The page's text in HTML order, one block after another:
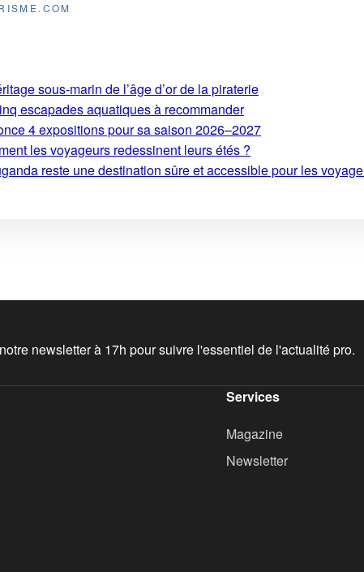
sous-marin de l’âge d’or de la piraterie
escapades aquatiques à recommander
4 expositions pour sa saison 2026–2027
les voyageurs redessinent leurs étés ?
reste une destination sûre et accessible pour les
newsletter à 17h pour suivre l'essentiel de l'actualité pro.
Services
Magazine
Newsletter